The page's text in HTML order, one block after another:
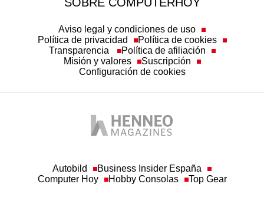
Aviso legal y condiciones de uso
Política de privacidad
Política de cookies
Transparencia
Política de afiliación
Misión y valores
Suscripción
Configuración de cookies
Autobild
Business Insider España
Computer Hoy
Hobby Consolas Top Gear